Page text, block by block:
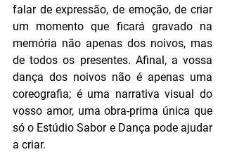
falar de expressão, de emoção, de criar
um momento que ficará gravado na
memória não apenas dos noivos, mas
de todos os presentes. Afinal, a vossa
dança dos noivos não é apenas uma
coreografia; é uma narrativa visual do
vosso amor, uma obra-prima única que
só o Estúdio Sabor e Dança pode ajudar
a criar.